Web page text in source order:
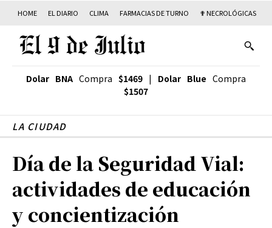
HOME EL DIARIO CLIMA FARMACIAS DE TURNO ✟ NECROLÓGICAS
Dolar BNA Compra $1469 | Dolar Blue Compra
$1507
LA CIUDAD
Día de la Seguridad Vial:
actividades de educación
y concientización